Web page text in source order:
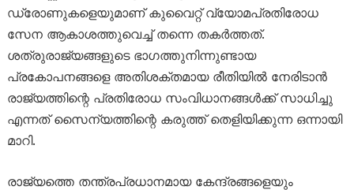
ഡ്രോണുകളെയുമാണ് കുവൈറ്റ് വ്യോമപ്രതിരോധ
സേന ആകാശത്തുവെച്ച് തന്നെ തകർത്തത്.
ശത്രുരാജ്യങ്ങളുടെ ഭാഗത്തുനിന്നുണ്ടായ
പ്രകോപനങ്ങളെ അതിശക്തമായ രീതിയിൽ നേരിടാൻ
രാജ്യത്തിന്റെ പ്രതിരോധ സംവിധാനങ്ങൾക്ക് സാധിച്ചു
എന്നത് സൈന്യത്തിന്റെ കരുത്ത് തെളിയിക്കുന്ന ഒന്നായി
മാറി.
രാജ്യത്തെ തന്ത്രപ്രധാനമായ കേന്ദ്രങ്ങളെയും